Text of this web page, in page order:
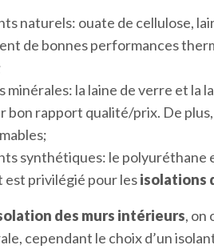
naturels: ouate de cellulose,
de bonnes performances
minérales: la laine de verre et la
bon rapport qualité/prix. De
synthétiques: le polyuréthane
est privilégié pour lesisolations
des murs intérieurs, on
cependant le choix d’un